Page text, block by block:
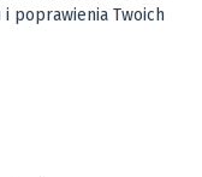
poprawienia Twoich